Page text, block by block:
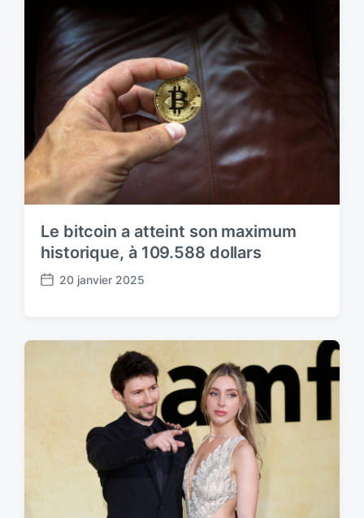
Le bitcoin a atteint son maximum
historique, à 109.588 dollars
P
t
20 janvier 2025